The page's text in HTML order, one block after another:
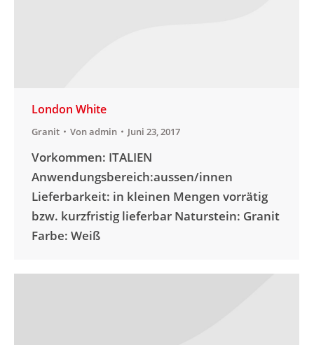
London White
Granit Vonadmin Juni 23, 2017
Vorkommen: ITALIEN
Anwendungsbereich:aussen/innen
Lieferbarkeit: in kleinen Mengen vorrätig
bzw. kurzfristig lieferbar Naturstein: Granit
Farbe: Weiß